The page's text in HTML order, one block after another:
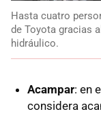
Hasta cuatro
de Toyota gracias
hidráulico.
Acampar: en
considera